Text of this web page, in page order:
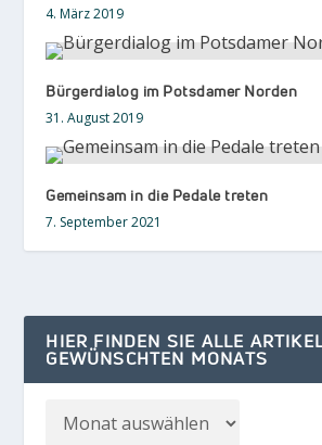
4. März 2019
Bürgerdialog im Potsdamer Norden
31. August 2019
Gemeinsam in die Pedale treten
7. September 2021
HIER FINDEN SIE ALLE
GEWÜNSCHTEN MONATS